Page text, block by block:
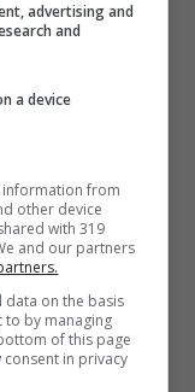
e
advertising and
and
a device
from
other device
with 319
and our partners
data on the basis
to by managing
of this page
in privacy